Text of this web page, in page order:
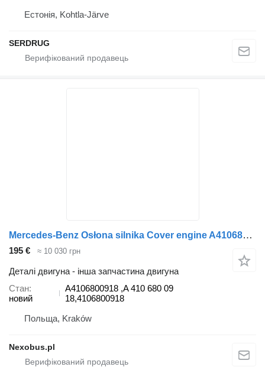
Естонія, Kohtla-Järve
SERDRUG
Mercedes-Benz Osłona silnika Cover engine A4106800918 до автобуса Setra Setra 511 515 516 517 519 HD HDH
195 € ≈ 10 030 грн
Деталі двигуна - інша запчастина двигуна
Стан
новий
A4106800918 ,A 410 680 09
18,4106800918
Польща, Kraków
Nexobus.pl